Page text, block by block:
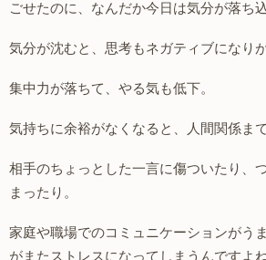
ごせたのに、なんだか今日は気分が落ち
気分が沈むと、思考もネガティブになりが
集中力が落ちて、やる気も低下。
気持ちに余裕がなくなると、人間関係ま
相手のちょっとした一言に傷ついたり、
まったり。
家庭や職場でのコミュニケーションがう
がまたストレスになってしまうんですよね